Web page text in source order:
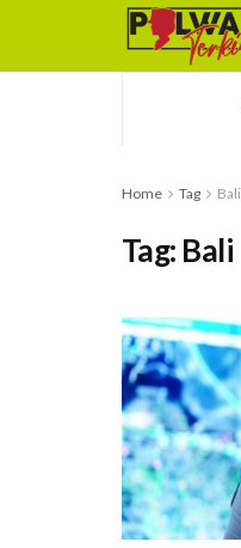
Home Tag Bali
Tag: Bali